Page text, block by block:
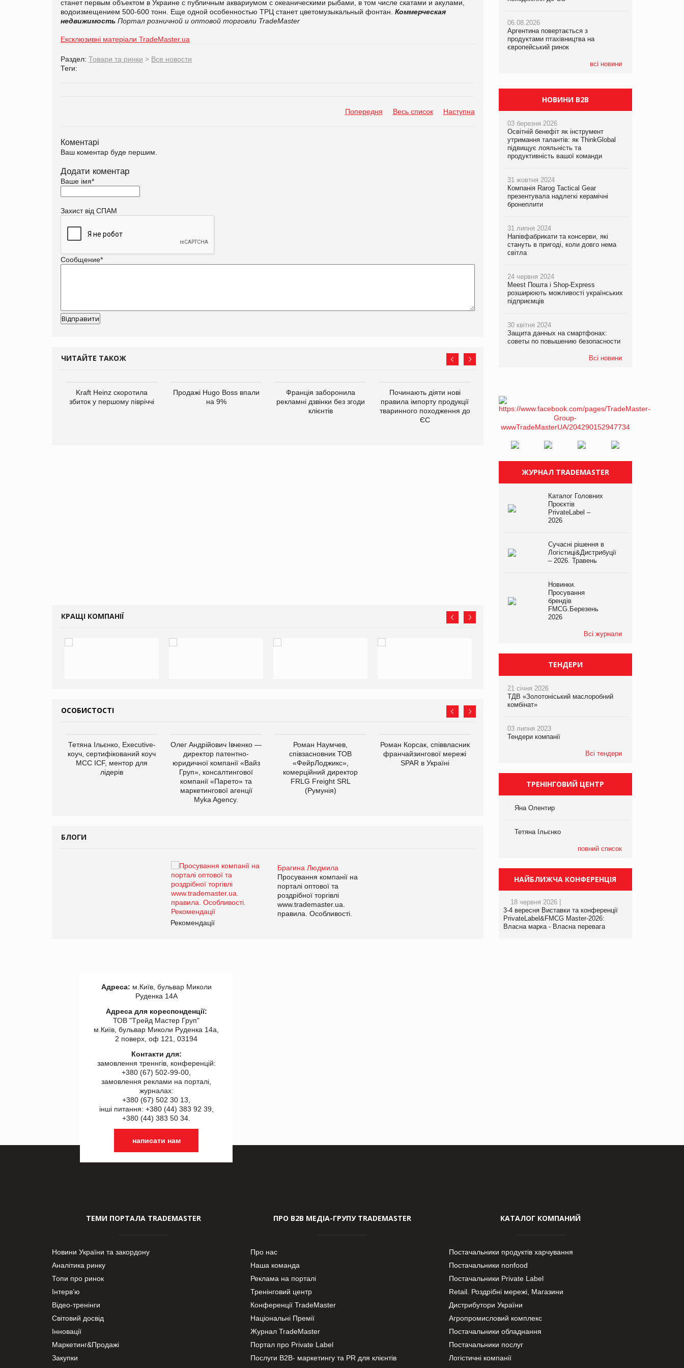
станет первым объектом в Украине с публичным аквариумом с океаническими рыбами, в том числе скатами и акулами,
водоизмещением 500-600 тонн. Еще одной особенностью ТРЦ станет цветомузыкальный фонтан. Коммерческая
недвижимость Портал розничной и оптовой торговли TradeMaster
Ексклюзивні матеріали TradeMaster.ua
Раздел: Товари та ринки > Все новости
Теги:
Попередня Весь список Наступна
Коментарі
Ваш коментар буде першим.
Додати коментар
Ваше імя*
Захист від СПАМ
Сообщение*
ЧИТАЙТЕ ТАКОЖ
Kraft Heinz скоротила
збиток у першому півріччі
Продажі Hugo Boss впали
на 9%
Франція заборонила
рекламні дзвінки без згоди
клієнтів
Починають діяти нові
правила імпорту продукції
тваринного походження до
ЄС
продуктами птахівництва
на європейський ринок
продовольство
КРАЩІ КОМПАНІЇ
ОСОБИСТОСТІ
Тетяна Ільєнко, Executive-
коуч, сертифікований коуч
МСС ICF, ментор для
лідерів
Олег Андрійович Івченко —
директор патентно-
юридичної компанії «Вайз
Груп», консалтингової
компанії «Парето» та
маркетингової агенції
Myka Agency.
Роман Наумчев,
співзасновник ТОВ
«ФейрЛоджикс»,
комерційний директор
FRLG Freight SRL
(Румунія)
Роман Корсак, співвласник
франчайзингової мережі
SPAR в Україні
виробництва
компанії «УкраМарин»
БЛОГИ
Брагина Людмила
Просування компанії на
порталі оптової та
роздрібної торгівлі
www.trademaster.ua.
правила. Особливості.
Рекомендації
Брагина Людмила
Просування компанії на
www.trademaster.ua.
правила. Особливості.
06.08.2026
Аргентина повертається з
продуктами птахівництва на
європейський ринок
всі новини
06.08.2026
Аргентина повертається з
продуктами птахівництва на
європейський ринок
06.08.2026
Аргентина повертається з
продуктами птахівництва на
європейський ринок
НОВИНИ B2B
03 березня 2026
Освітній бенефіт як інструмент
утримання талантів: як ThinkGlobal
підвищує лояльність та
продуктивність вашої команди
31 жовтня 2024
Компанія Rarog Tactical Gear
презентувала надлегкі керамічні
бронеплити
31 липня 2024
Напівфабрикати та консерви, які
стануть в пригоді, коли довго нема
світла
24 червня 2024
Meest Пошта і Shop-Express
розширюють можливості українських
підприємців
30 квітня 2024
Защита данных на смартфонах:
советы по повышению безопасности
Всі новини
ЖУРНАЛ TRADEMASTER
Каталог Головних
Проєктів
PrivateLabel –
2026
Сучасні рішення в
Логістиці&Дистрибуції
– 2026. Травень
Новинки.
Просування
брендів
FMCG.Березень
2026
Всі журнали
ТЕНДЕРИ
21 січня 2026
ТДВ «Золотоніський маслоробний
комбінат»
03 липня 2023
Тендери компанії
Всі тендери
ТРЕНІНГОВИЙ ЦЕНТР
Яна Олентир
Тетяна Ільєнко
повний список
НАЙБЛИЖЧА КОНФЕРЕНЦІЯ
18 червня 2026 |
3-4 вересня Виставки та конференції
PrivateLabel&FMCG Master-2026:
Власна марка - Власна перевага
Адреса: м.Київ, бульвар Миколи
Руденка 14А
Адреса для кореспонденції:
ТОВ "Tрейд Мастер Груп"
м.Київ, бульвар Миколи Руденка 14а,
2 поверх, оф 121, 03194
Контакти для:
замовлення треннгів, конференцій:
+380 (67) 502-99-00,
замовлення реклами на порталі,
журналах:
+380 (67) 502 30 13,
інші питання: +380 (44) 383 92 39,
+380 (44) 383 50 34.
написати нам
ТЕМИ ПОРТАЛА TRADEMASTER
Новини України та закордону
Аналітика ринку
Топи про ринок
Інтерв’ю
Відео-тренінги
Світовий досвід
Інновації
Маркетинг&Продажі
Закупки
ПРО В2В МЕДІА-ГРУПУ TRADEMASTER
Про нас
Наша команда
Реклама на порталі
Тренінговий центр
Конференції TradeMaster
Національні Премії
Журнал TradeMaster
Портал про Private Label
Послуги В2В- маркетингу та PR для клієнтів
КАТАЛОГ КОМПАНИЙ
Постачальники продуктів харчування
Постачальники nonfood
Постачальники Private Label
Retail. Роздрібні мережі, Магазини
Дистрибутори України
Агропромисловий комплекс
Постачальники обладнання
Постачальники послуг
Логістичні компанії